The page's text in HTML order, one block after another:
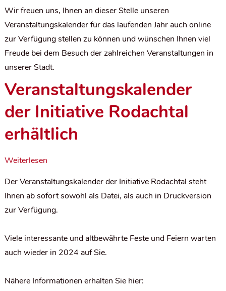
Wir freuen uns, Ihnen an dieser Stelle unseren
Veranstaltungskalender für das laufenden Jahr auch online
zur Verfügung stellen zu können und wünschen Ihnen viel
Freude bei dem Besuch der zahlreichen Veranstaltungen in
unserer Stadt.
Veranstaltungskalender
der Initiative Rodachtal
erhältlich
Weiterlesen
Der Veranstaltungskalender der Initiative Rodachtal steht
Ihnen ab sofort sowohl als Datei, als auch in Druckversion
zur Verfügung.
Viele interessante und altbewährte Feste und Feiern warten
auch wieder in 2024 auf Sie.
Nähere Informationen erhalten Sie hier: